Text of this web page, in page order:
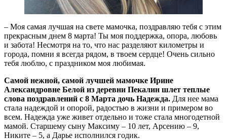
– Моя самая лучшая на свете мамочка, поздравляю тебя с этим
прекрасным днем 8 марта! Ты моя поддержка, опора, любовь
и забота! Несмотря на то, что нас разделяют километры и
города, помни я всегда рядом, в твоем сердце! Очень сильно
тебя люблю, с праздником моя любимая.
Самой нежной, самой лучшей мамочке Ирине
Александровне Белой из деревни Пекалин шлет теплые
слова поздравлений с 8 Марта дочь Надежда. Для нее мама
стала надеждой и опорой, радостью в жизни и примером во
всем. Надежда уже живет отдельно и тоже стала многодетной
мамой. Старшему сыну Максиму – 10 лет, Арсению – 9,
Никите – 5, а Дарье исполнился годик.